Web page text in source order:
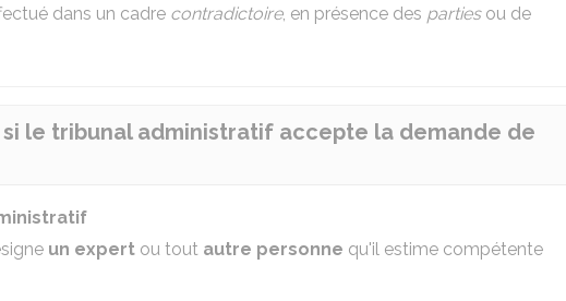
dans un cadre contradictoire, en présence des partiesou de
si le tribunal administratif accepte la demande de
un expert ou tout autre personne qu'il estime compétente